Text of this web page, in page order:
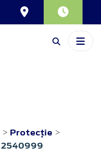
> Protecţie >
2540999